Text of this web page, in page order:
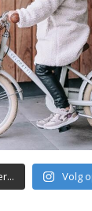
Volg